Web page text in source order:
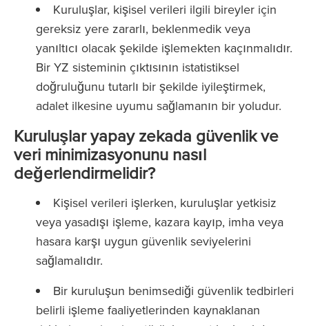
Kuruluşlar, kişisel verileri ilgili bireyler için
gereksiz yere zararlı, beklenmedik veya
yanıltıcı olacak şekilde işlemekten kaçınmalıdır.
Bir YZ sisteminin çıktısının istatistiksel
doğruluğunu tutarlı bir şekilde iyileştirmek,
adalet ilkesine uyumu sağlamanın bir yoludur.
Kuruluşlar yapay zekada güvenlik ve
veri minimizasyonunu nasıl
değerlendirmelidir?
Kişisel verileri işlerken, kuruluşlar yetkisiz
veya yasadışı işleme, kazara kayıp, imha veya
hasara karşı uygun güvenlik seviyelerini
sağlamalıdır.
Bir kuruluşun benimsediği güvenlik tedbirleri
belirli işleme faaliyetlerinden kaynaklanan